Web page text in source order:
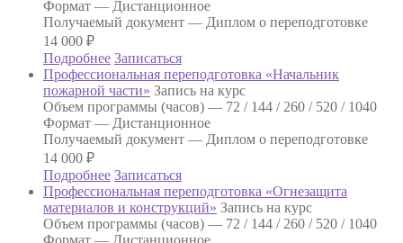
Формат — Дистанционное
Получаемый документ — Диплом о переподготовке
14 000 ₽
Подробнее Записаться
Профессиональная переподготовка «Начальник
пожарной части» Запись на курс
Объем программы (часов) — 72 / 144 / 260 / 520 / 1040
Формат — Дистанционное
Получаемый документ — Диплом о переподготовке
14 000 ₽
Подробнее Записаться
Профессиональная переподготовка «Огнезащита
материалов и конструкций» Запись на курс
Объем программы (часов) — 72 / 144 / 260 / 520 / 1040
Формат — Дистанционное